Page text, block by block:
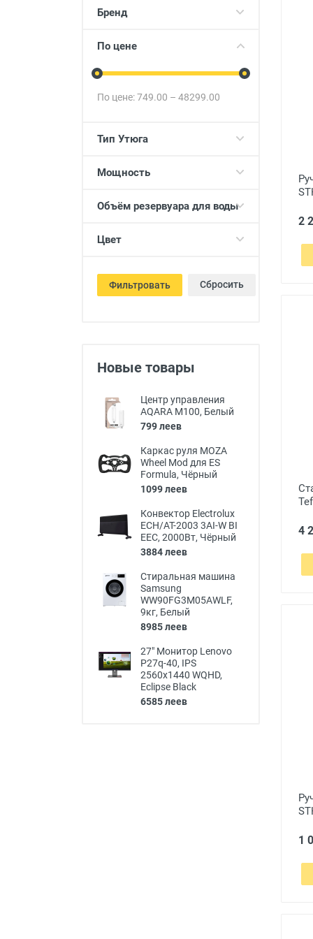
Товары для детей
Бренд
По цене
По цене:749.00 – 48299.00
Тип Утюга
Мощность
Объём резервуара для воды
Цвет
Фильтровать Сбросить
Новые товары
Центр управления
AQARA M100, Белый
799 леев
Каркас руля MOZA
Wheel Mod для ES
Formula, Чёрный
1099 леев
Конвектор Electrolux
ECH/AT-2003 3AI-W BI
EEC, 2000Вт, Чёрный
3884 леев
Стиральная машина
Samsung
WW90FG3M05AWLF,
9кг, Белый
8985 леев
27" Монитор Lenovo
P27q-40, IPS
2560x1440 WQHD,
Eclipse Black
6585 леев
2
4
1